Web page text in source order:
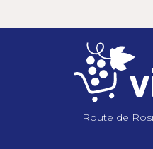
Route de